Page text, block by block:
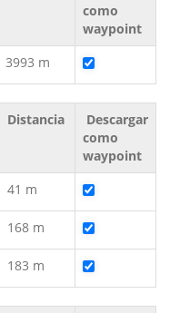
como
waypoint
3993 m
Distancia
Descargar
como
waypoint
41 m
168 m
183 m